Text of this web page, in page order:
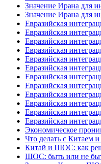
Значение Ирана для
Значение Ирана для
Евразийская
Евразийская
Евразийская
Евразийская
Евразийская
Евразийская
Евразийская
Евразийская
Евразийская
Евразийская
Евразийская
Евразийская
Экономическое
Что делать с
Китай и ШОС: как
ШОС: быть или не